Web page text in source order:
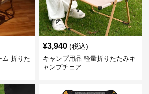
ム 折りた
¥3,940 (税込)
キャンプ用品 軽量折りたたみキ
ャンプチェア